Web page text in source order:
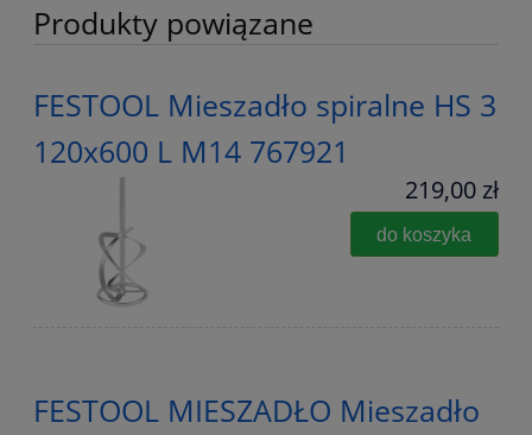
Produkty powiązane
FESTOOL Mieszadło spiralne HS 3
120x600 L M14 767921
219,00 zł
do koszyka
FESTOOL MIESZADŁO Mieszadło